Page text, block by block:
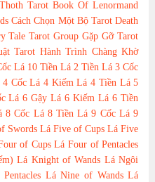
Tarot Book Of Lenormand
Cách Chọn Một Bộ Tarot Death
Tale Tarot Group Gặp Gỡ Tarot
Tarot Hành Trình Chàng Khờ
Lá 10 Tiền Lá 2 Tiền Lá 3 Cốc
4 Cốc Lá 4 Kiếm Lá 4 Tiền Lá 5
Lá 6 Gậy Lá 6 Kiếm Lá 6 Tiền
8 Cốc Lá 8 Tiền Lá 9 Cốc Lá 9
Swords Lá Five of Cups Lá Five
of Cups Lá Four of Pentacles
Lá Knight of Wands Lá Ngôi
Lá Nine of Wands Lá